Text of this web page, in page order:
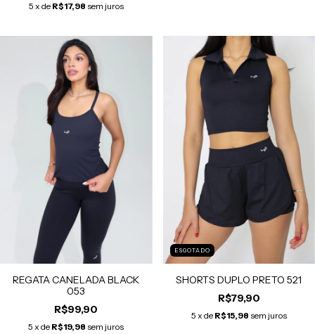
5 x de R$17,98 sem juros
REGATA CANELADA BLACK
053
R$99,90
5 x de R$19,98 sem juros
ESGOTADO
SHORTS DUPLO PRETO 521
R$79,90
5 x de R$15,98 sem juros